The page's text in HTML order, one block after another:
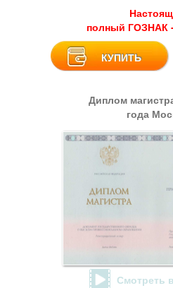
полный ГОЗНАК
КУПИТЬ
Диплом
года
Смотреть